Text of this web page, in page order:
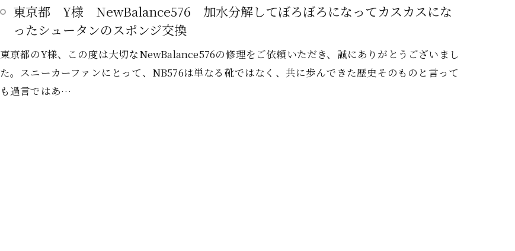
東京都 Y様 NewBalance576 加水分解してぼろぼろになってカスカスにな
ったシュータンのスポンジ交換
東京都のY様、この度は大切なNewBalance576の修理をご依頼いただき、誠にありがとうございまし
た。スニーカーファンにとって、NB576は単なる靴ではなく、共に歩んできた歴史そのものと言って
も過言ではあ…